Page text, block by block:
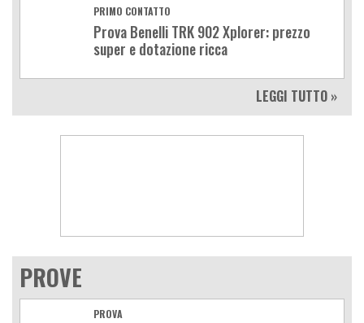
PRIMO CONTATTO
Prova Benelli TRK 902 Xplorer: prezzo
super e dotazione ricca
LEGGI TUTTO »
PROVE
PROVA